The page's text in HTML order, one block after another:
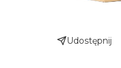
Udostępnij